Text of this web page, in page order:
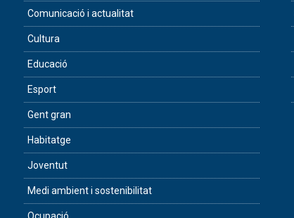
Comunicació i actualitat
Cultura
Educació
Esport
Gent gran
Habitatge
Joventut
Medi ambient i sostenibilitat